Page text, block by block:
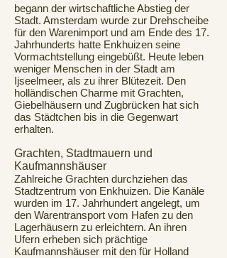
begann der wirtschaftliche Abstieg der
Stadt. Amsterdam wurde zur Drehscheibe
für den Warenimport und am Ende des 17.
Jahrhunderts hatte Enkhuizen seine
Vormachtstellung eingebüßt. Heute leben
weniger Menschen in der Stadt am
Ijseelmeer, als zu ihrer Blütezeit. Den
holländischen Charme mit Grachten,
Giebelhäusern und Zugbrücken hat sich
das Städtchen bis in die Gegenwart
erhalten.
Grachten, Stadtmauern und
Kaufmannshäuser
Zahlreiche Grachten durchziehen das
Stadtzentrum von Enkhuizen. Die Kanäle
wurden im 17. Jahrhundert angelegt, um
den Warentransport vom Hafen zu den
Lagerhäusern zu erleichtern. An ihren
Ufern erheben sich prächtige
Kaufmannshäuser mit den für Holland